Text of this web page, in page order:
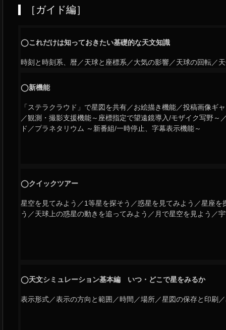
［ガイド編］
◯これだけは知っておきたい基礎的な天文知識
時刻と時刻系、暦／天球と座標系／大気の影響／天球の回転／
◯新機能
「ステラクラウド」で星図を共有／お絵描き機能／投稿画像ギ
／観測・撮影支援機能～座標指定で望遠鏡導入/モザイク写野～
ド／プラネタリウム ～新番組/一時停止、字幕表示機能～
◯クイックツアー
星空を見てみよう／1等星を探そう／惑星を見てみよう／星座
う／天球上の惑星の動きを追ってみよう／月で星空を見よう／
◯天文シミュレーション基本編 いつ・どこで星をみるか
表示形式／表示の方向と範囲／時間／場所／星図の保存と印刷